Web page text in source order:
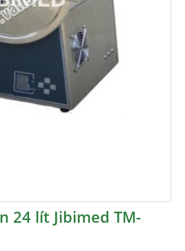
24 lít Jibimed TM-